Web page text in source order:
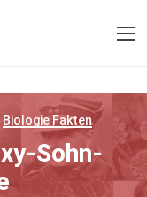
BiologieFakten
Sohn-